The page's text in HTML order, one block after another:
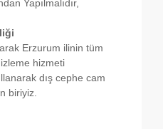
Yapılmalıdır,
Erzurum ilinin tüm
hizmeti
dış cephe cam
biriyiz.